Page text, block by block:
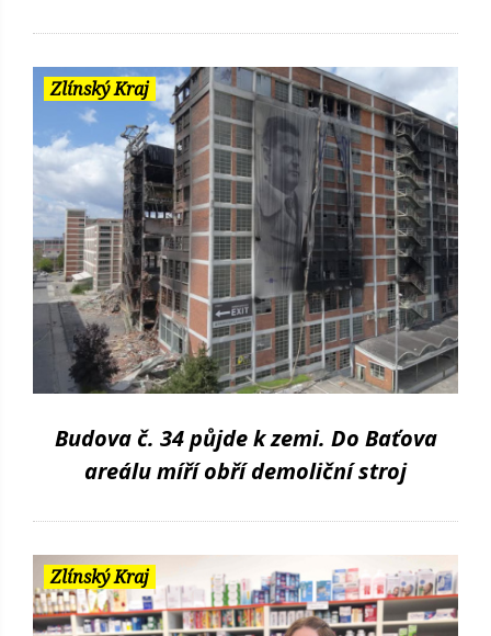
Zlínský Kraj
Budova č. 34 půjde k zemi. Do Baťova
areálu míří obří demoliční stroj
Zlínský Kraj